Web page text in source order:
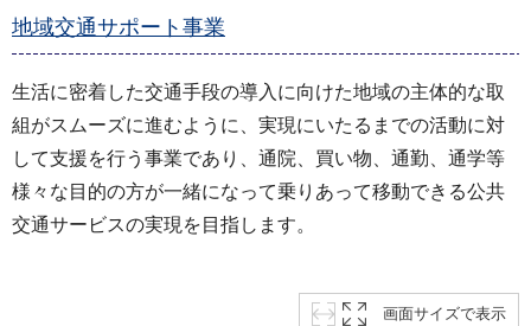
地域交通サポート事業
生活に密着した交通手段の導入に向けた地域の主体的な取
組がスムーズに進むように、実現にいたるまでの活動に対
して支援を行う事業であり、通院、買い物、通勤、通学等
様々な目的の方が一緒になって乗りあって移動できる公共
交通サービスの実現を目指します。
画面サイズで表示